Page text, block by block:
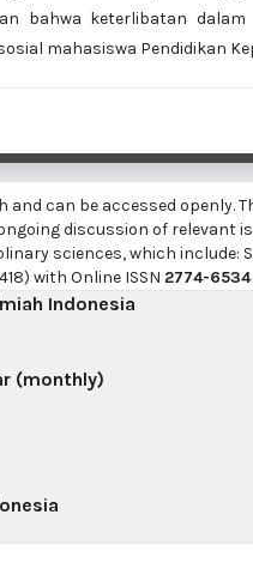
bahwa keterlibatan
mahasiswa Pendidikan
and can be accessed openly.
discussion of relevant
sciences, which include:
with Online ISSN 2774-6534
Indonesia
(monthly)